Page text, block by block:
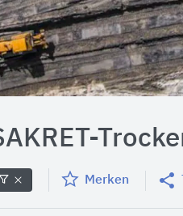
Merken